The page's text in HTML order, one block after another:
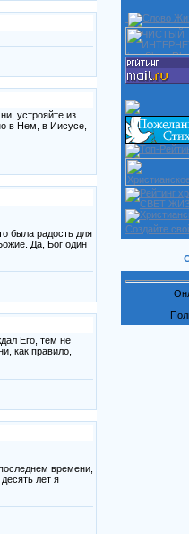
устрояйте из
в Нем, в Иисусе,
была радость для
Да, Бог один
Его, тем не
как правило,
времени,
лет я
Создайте